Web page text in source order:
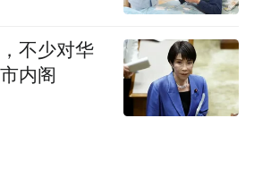
间，中央广播电视总台都
，助力品牌建设、激发消费
不少对华
内阁